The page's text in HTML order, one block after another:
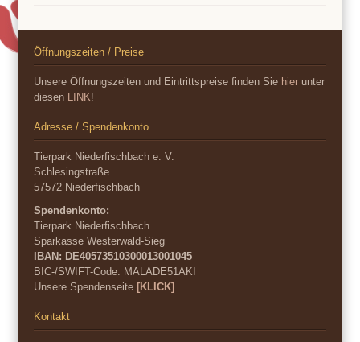
Öffnungszeiten / Preise
Unsere Öffnungszeiten und Eintrittspreise finden Sie hier unter
diesen LINK!
Adresse / Spendenkonto
Tierpark Niederfischbach e. V.
Schlesingstraße
57572 Niederfischbach
Spendenkonto:
Tierpark Niederfischbach
Sparkasse Westerwald-Sieg
IBAN: DE40573510300013001045
BIC-/SWIFT-Code: MALADE51AKI
Unsere Spendenseite [KLICK]
Kontakt